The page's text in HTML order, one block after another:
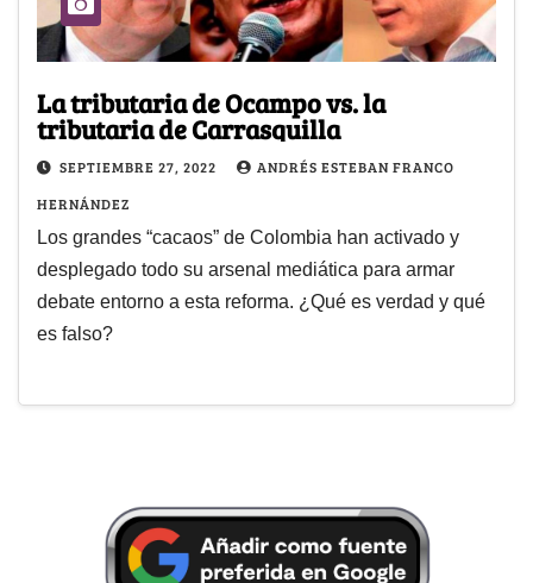
La tributaria de Ocampo vs. la
tributaria de Carrasquilla
SEPTIEMBRE 27, 2022
ANDRÉS ESTEBAN FRANCO
HERNÁNDEZ
Los grandes “cacaos” de Colombia han activado y
desplegado todo su arsenal mediática para armar
debate entorno a esta reforma. ¿Qué es verdad y qué
es falso?